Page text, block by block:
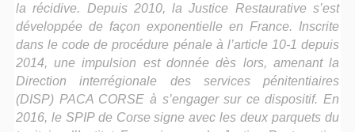
la récidive. Depuis 2010, la Justice Restaurative s’est
développée de façon exponentielle en France. Inscrite
dans le code de procédure pénale à l’article 10-1 depuis
2014, une impulsion est donnée dès lors, amenant la
Direction interrégionale des services pénitentiaires
(DISP) PACA CORSE à s’engager sur ce dispositif. En
2016, le SPIP de Corse signe avec les deux parquets du